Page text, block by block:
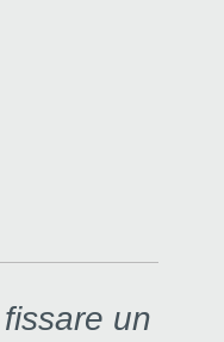
un